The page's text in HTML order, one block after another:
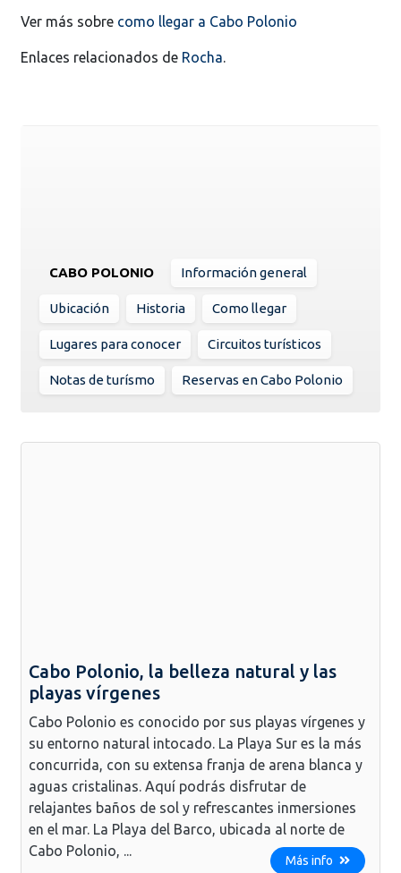
Ver más sobre como llegar a Cabo Polonio
Enlaces relacionados de Rocha.
CABO POLONIO Información general
Ubicación Historia Como llegar
Lugares para conocer Circuitos turísticos
Notas de turísmo Reservas en Cabo Polonio
Cabo Polonio, la belleza natural y las
playas vírgenes
Cabo Polonio es conocido por sus playas vírgenes y
su entorno natural intocado. La Playa Sur es la más
concurrida, con su extensa franja de arena blanca y
aguas cristalinas. Aquí podrás disfrutar de
relajantes baños de sol y refrescantes inmersiones
en el mar. La Playa del Barco, ubicada al norte de
Cabo Polonio, ...
Más info